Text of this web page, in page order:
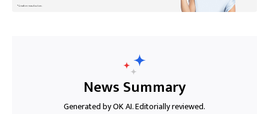
News Summary
Generated by OK AI. Editorially reviewed.